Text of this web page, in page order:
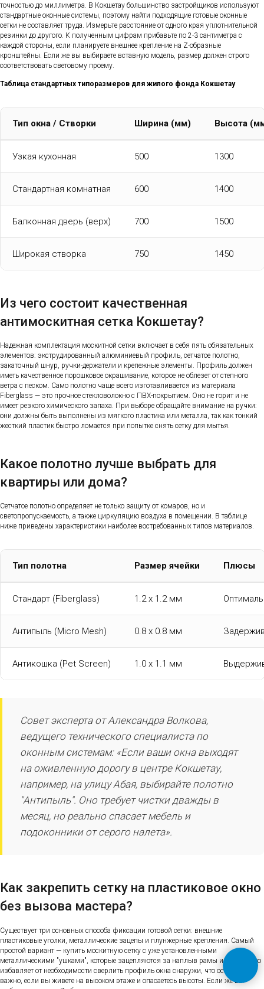
точностью до миллиметра. В Кокшетау большинство застройщиков используют
стандартные оконные системы, поэтому найти подходящие готовые оконные
сетки не составляет труда. Измерьте расстояние от одного края уплотнительной
резинки до другого. К полученным цифрам прибавьте по 2-3 сантиметра с
каждой стороны, если планируете внешнее крепление на Z-образные
кронштейны. Если же вы выбираете вставную модель, размер должен строго
соответствовать световому проему.
Таблица стандартных типоразмеров для жилого фонда Кокшетау
Тип окна / Створки Ширина (мм) Высота
Узкая кухонная 500 1300
Стандартная комнатная 600 1400
Балконная дверь (верх) 700 1500
Широкая створка 750 1450
Из чего состоит качественная
антимоскитная сетка Кокшетау?
Надежная комплектация москитной сетки включает в себя пять обязательных
элементов: экструдированный алюминиевый профиль, сетчатое полотно,
закаточный шнур, ручки-держатели и крепежные элементы. Профиль должен
иметь качественное порошковое окрашивание, которое не облезет от степного
ветра с песком. Само полотно чаще всего изготавливается из материала
Fiberglass — это прочное стекловолокно с ПВХ-покрытием. Оно не горит и не
имеет резкого химического запаха. При выборе обращайте внимание на ручки:
они должны быть выполнены из мягкого пластика или металла, так как тонкий
жесткий пластик быстро ломается при попытке снять сетку для мытья.
Какое полотно лучше выбрать для
квартиры или дома?
Сетчатое полотно определяет не только защиту от комаров, но и
светопропускаемость, а также циркуляцию воздуха в помещении. В таблице
ниже приведены характеристики наиболее востребованных типов материалов.
Тип полотна Размер ячейки Плюсы
Стандарт (Fiberglass) 1.2 х 1.2 мм
Антипыль (Micro Mesh) 0.8 х 0.8 мм
Антикошка (Pet Screen) 1.0 х 1.1 мм
Совет эксперта от Александра Волкова,
ведущего технического специалиста по
оконным системам: «Если ваши окна выходят
на оживленную дорогу в центре Кокшетау,
например, на улицу Абая, выбирайте полотно
"Антипыль". Оно требует чистки дважды в
месяц, но реально спасает мебель и
подоконники от серого налета».
Как закрепить сетку на пластиковое окно
без вызова мастера?
Существует три основных способа фиксации готовой сетки: внешние
пластиковые уголки, металлические зацепы и плунжерные крепления. Самый
простой вариант — купить москитную сетку с уже установленными
металлическими "ушками", которые зацепляются за наплыв рамы изнутри. Это
избавляет от необходимости сверлить профиль окна снаружи, что особенно
важно, если вы живете на высоком этаже и опасаетесь высоты. Если же вы